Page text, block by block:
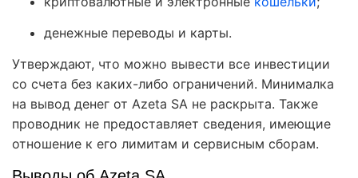
денежные переводы и карты.
Утверждают, что можно вывести все инвестиции
со счета без каких-либо ограничений. Минималка
на вывод денег от Azeta SA не раскрыта. Также
проводник не предоставляет сведения, имеющие
отношение к его лимитам и сервисным сборам.